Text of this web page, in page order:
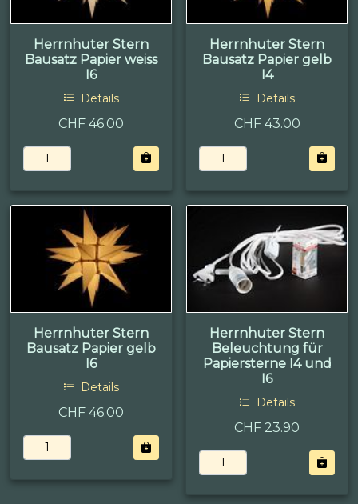
Herrnhuter Stern
Bausatz Papier weiss
I6
Details
CHF 46.00
Herrnhuter Stern
Bausatz Papier gelb
I4
Details
CHF 43.00
Herrnhuter Stern
Bausatz Papier gelb
I6
Details
CHF 46.00
Herrnhuter Stern
Beleuchtung für
Papiersterne I4 und
I6
Details
CHF 23.90